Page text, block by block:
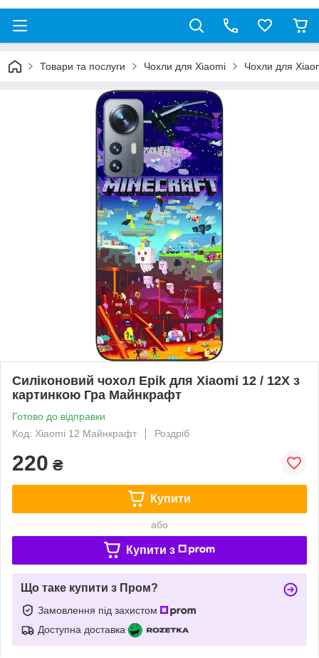
Товари та послуги Чохли для Xiaomi Чохли для
Силіконовий чохол Epik для Xiaomi 12 / 12X з
картинкою Гра Майнкрафт
Готово до відправки
Код: Xiaomi 12 Майнкрафт
Роздріб
220 ₴
Купити
або
Купити з
Що таке купити з Пром?
Замовлення під захистом
Доступна доставка